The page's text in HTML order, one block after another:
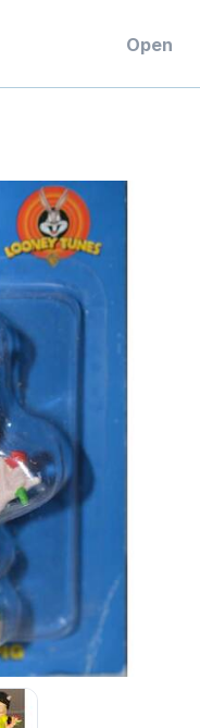
Open